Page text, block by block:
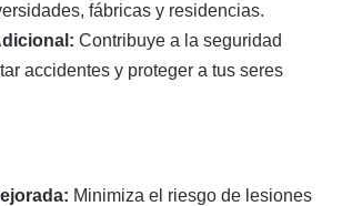
fábricas y residencias.
Contribuye a la seguridad
accidentes y proteger a tus seres
Minimiza el riesgo de lesiones